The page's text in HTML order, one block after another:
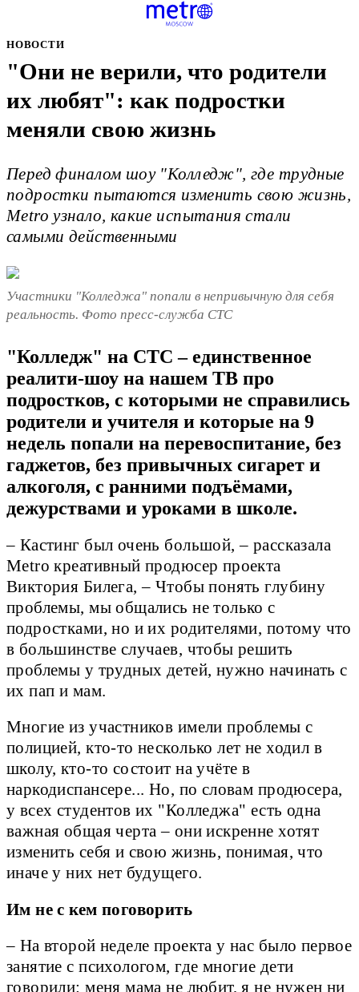
НОВОСТИ
"Они не верили, что родители
их любят": как подростки
меняли свою жизнь
Перед финалом шоу "Колледж", где трудные
подростки пытаются изменить свою жизнь,
Metro узнало, какие испытания стали
самыми действенными
Участники "Колледжа" попали в непривычную для себя
реальность. Фото пресс-служба СТС
"Колледж" на СТС – единственное
реалити-шоу на нашем ТВ про
подростков, с которыми не справились
родители и учителя и которые на 9
недель попали на перевоспитание, без
гаджетов, без привычных сигарет и
алкоголя, с ранними подъёмами,
дежурствами и уроками в школе.
– Кастинг был очень большой, – рассказала
Metro креативный продюсер проекта
Виктория Билега, – Чтобы понять глубину
проблемы, мы общались не только с
подростками, но и их родителями, потому что
в большинстве случаев, чтобы решить
проблемы у трудных детей, нужно начинать с
их пап и мам.
Многие из участников имели проблемы с
полицией, кто-то несколько лет не ходил в
школу, кто-то состоит на учёте в
наркодиспансере... Но, по словам продюсера,
у всех студентов их "Колледжа" есть одна
важная общая черта – они искренне хотят
изменить себя и свою жизнь, понимая, что
иначе у них нет будущего.
Им не с кем поговорить
– На второй неделе проекта у нас было первое
занятие с психологом, где многие дети
говорили: меня мама не любит, я не нужен ни